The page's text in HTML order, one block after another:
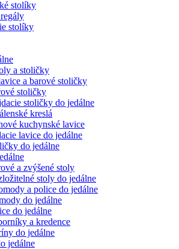
stolíky
stolíky
a stoličky
a barové stoličky
stoličky
stoličky do jedálne
kreslá
kuchynské lavice
lavice do jedálne
do jedálne
a zvýšené stoly
stoly do jedálne
a police do jedálne
do jedálne
do jedálne
a kredence
do jedálne
jedálne